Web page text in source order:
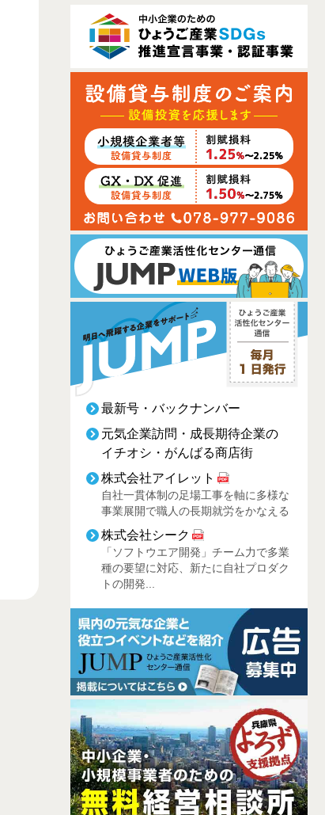
最新号・バックナンバー
元気企業訪問・成長期待企業の
イチオシ・がんばる商店街
株式会社アイレット
自社一貫体制の足場工事を軸に多様な
事業展開で職人の長期就労をかなえる
株式会社シーク
「ソフトウエア開発」チーム力で多業
種の要望に対応、新たに自社プロダク
トの開発...